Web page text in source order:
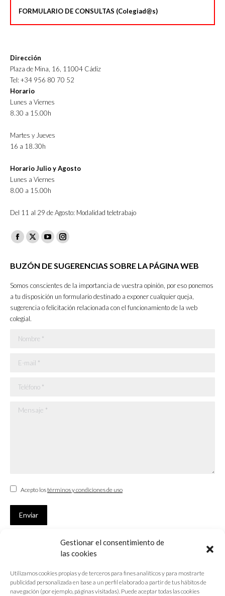
Gestionar el consentimiento de
las cookies
Utilizamos cookies propias y de terceros para fines analíticos y para mostrarte
publicidad personalizada en base a un perfil elaborado a partir de tus hábitos de
navegación (por ejemplo, páginas visitadas). Puede aceptar todas las cookies
FORMULARIO DE CONSULTAS (Colegiad@s)
Dirección
Plaza de Mina, 16, 11004 Cádiz
Tel: +34 956 80 70 52
Horario
Lunes a Viernes
8.30 a 15.00h
Martes y Jueves
16 a 18.30h
Horario Julio y Agosto
Lunes a Viernes
8.00 a 15.00h
Del 11 al 29 de Agosto: Modalidad teletrabajo
Facebook
opens
new
window
X
opens
new
window
YouTube
opens
new
window
Instagram
opens
in
new
window
BUZÓN DE SUGERENCIAS SOBRE LA PÁGINA WEB
Somos conscientes de la importancia de vuestra opinión, por eso ponemos
a tu disposición un formulario destinado a exponer cualquier queja,
sugerencia o felicitación relacionada con el funcionamiento de la web
colegial.
Nombre *
E-mail *
Teléfono *
Mensaje *
Acepto lostérminos y condiciones de uso
Enviar
que desarrolla el Colegio de Arquitectos de Cádiz
Nombre *